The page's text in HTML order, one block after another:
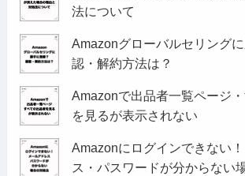
法について
Amazonグローバルセリング
認・解約方法は？
Amazonで出品者一覧ページ
を見るが表示されない
Amazonにログインできない
ス・パスワードが分からない